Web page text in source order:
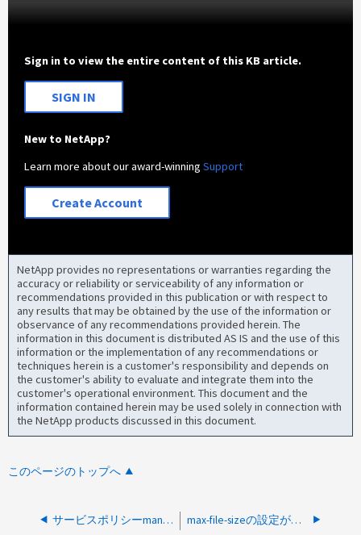
Sign in to view the entire content of this KB article.
SIGN IN
New to NetApp?
Learn more about our award-winningSupport
Create Account
NetApp provides no representations or warranties regarding the
accuracy or reliability or serviceability of any information or
recommendations provided in this publication or with respect to
any results that may be obtained by the use of the information or
observance of any recommendations provided herein. The
information in this document is distributed AS IS and the use of this
information or the implementation of any recommendations or
techniques herein is a customer's responsibility and depends on
the customer's ability to evaluate and integrate them into the
customer's operational environment. This document and the
information contained herein may be used solely in connection with
the NetApp products discussed in this document.
このページのトップへ
サービスポリシーmanagement-httpsがLIFにないため、Vscanが接続されていません max-file-sizeの設定が高すぎるとVscanタイムアウトが発生する